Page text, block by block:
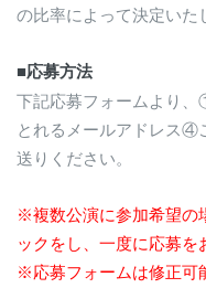
の比率によって決定いた
■応募方法
下記応募フォームより
とれるメールアドレス④
送りください。
※複数公演に参加希望の
ックをし、一度に応募を
※応募フォームは修正可